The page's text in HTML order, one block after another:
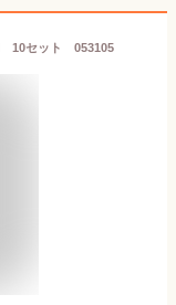
10セット 053105